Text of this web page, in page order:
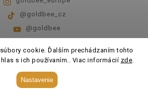
cookie. Ďalším prechádzaním tohto
s ich používaním.. Viac informácií zde.
Nastavenie
@goldbee_cz
@goldbee
- piatok 8:00-14:00
GoldBee. Všetky práva vyhradené.